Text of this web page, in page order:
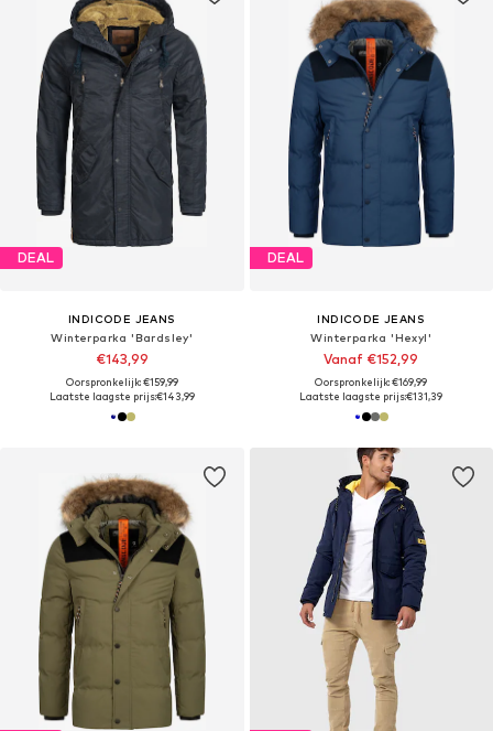
DEAL
INDICODE JEANS
Winterparka 'Bardsley'
€143,99
Oorspronkelijk: €159,99
Laatste laagste prijs:€143,99
DEAL
INDICODE JEANS
Winterparka 'Hexyl'
Vanaf €152,99
Oorspronkelijk: €169,99
Laatste laagste prijs:€131,39